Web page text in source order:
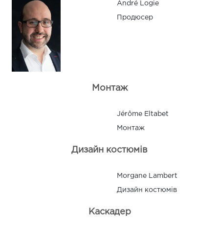
André Logie
Продюсер
Монтаж
Jérôme Eltabet
Монтаж
Дизайн костюмів
Morgane Lambert
Дизайн костюмів
Каскадер